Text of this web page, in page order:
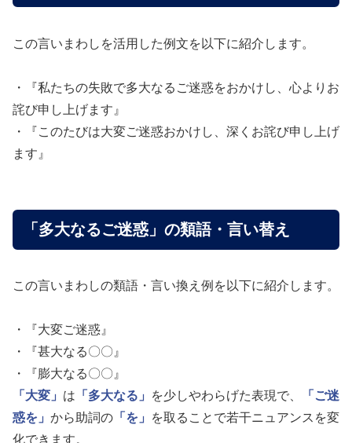
この言いまわしを活用した例文を以下に紹介します。
・『私たちの失敗で多大なるご迷惑をおかけし、心よりお
詫び申し上げます』
・『このたびは大変ご迷惑おかけし、深くお詫び申し上げ
ます』
「多大なるご迷惑」の類語・言い替え
この言いまわしの類語・言い換え例を以下に紹介します。
・『大変ご迷惑』
・『甚大なる〇〇』
・『膨大なる〇〇』
「大変」 は 「多大なる」 を少しやわらげた表現で、
「ご迷
惑を」 から助詞の 「を」
を取ることで若干ニュアンスを変
化できます。